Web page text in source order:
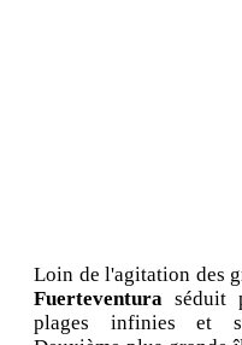
Loin de l'agitation des
Fuerteventura séduit
plages infinies et